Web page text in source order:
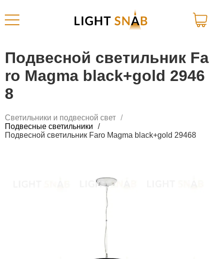
Подвесной светильник Fa
ro Magma black+gold 2946
8
Светильники и подвесной свет
Подвесные светильники
Подвесной светильник Faro Magma black+gold 29468